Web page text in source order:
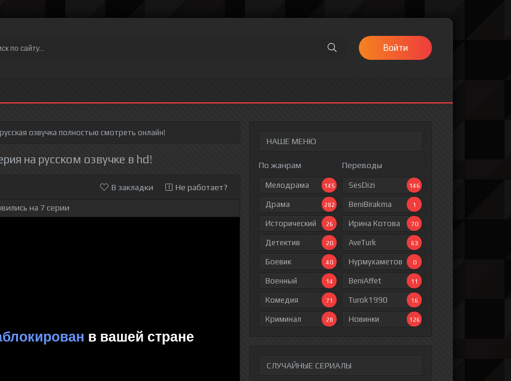
Войти
НАШЕ МЕНЮ
По жанрам
Мелодрама 145
Драма 282
Исторический 26
Детектив 20
Боевик 40
Военный 14
Комедия 71
Криминал 28
Переводы
SesDizi 146
BeniBirakma 1
Ирина Котова 70
AveTurk 63
Нурмухаметов 0
BeniAffet 11
Turok1990 16
Новинки 126
СЛУЧАЙНЫЕ СЕРИАЛЫ
русская озвучка полностью смотреть онлайн!
на русском озвучке в hd!
В закладки Не работает?
на 7 серии